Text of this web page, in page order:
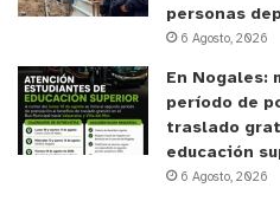
personas
6 Agosto, 2026
En Nogales:
período de
traslado
educación
6 Agosto, 2026